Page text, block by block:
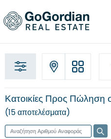
Κατοικίες Προς Πώληση
15 αποτελέσματα